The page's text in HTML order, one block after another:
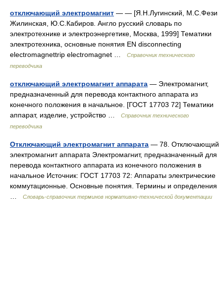
отключающий электромагнит — — [Я.Н.Лугинский, М.С.Фези
Жилинская, Ю.С.Кабиров. Англо русский словарь по
электротехнике и электроэнергетике, Москва, 1999] Тематики
электротехника, основные понятия EN disconnecting
electromagnettrip electromagnet …
Справочник технического
переводчика
отключающий электромагнит аппарата — Электромагнит,
предназначенный для перевода контактного аппарата из
конечного положения в начальное. [ГОСТ 17703 72] Тематики
аппарат, изделие, устройство …
Справочник технического
переводчика
Отключающий электромагнит аппарата — 78. Отключающий
электромагнит аппарата Электромагнит, предназначенный для
перевода контактного аппарата из конечного положения в
начальное Источник: ГОСТ 17703 72: Аппараты электрические
коммутационные. Основные понятия. Термины и определения
Словарь-справочник терминов нормативно-технической документации